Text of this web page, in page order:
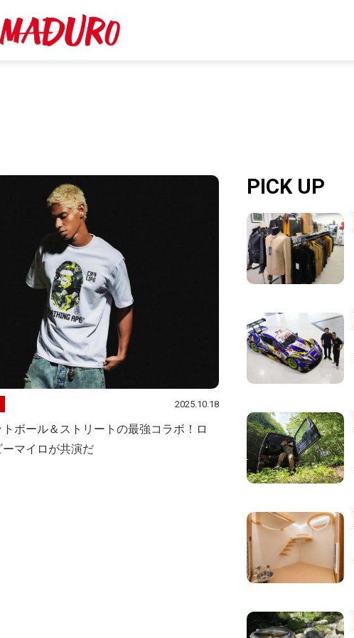
2025.10.18
トボール＆ストリートの最強コラボ！ロ
マイロが共演だ
PICK UP